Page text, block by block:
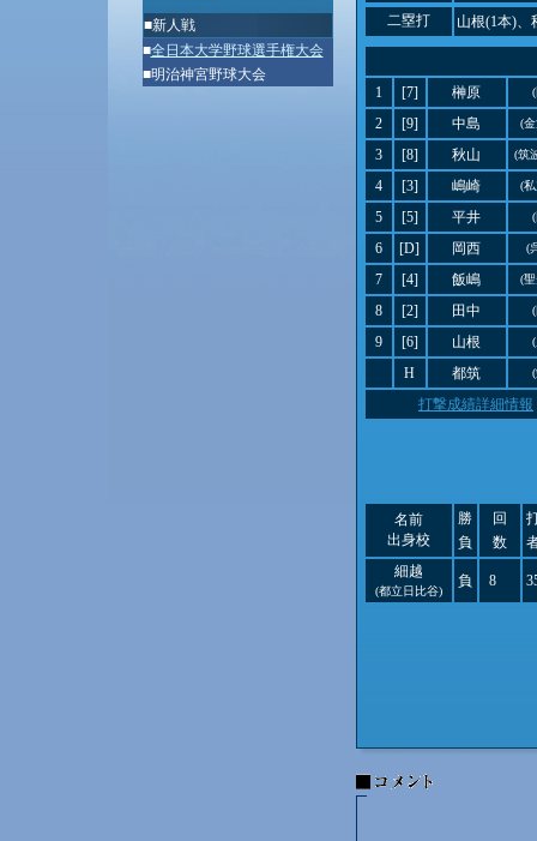
■新人戦
■全日本大学野球選手権大会
■明治神宮野球大会
二塁打
山根(1本)、
1 [7] 榊原
2 [9] 中島 (
3 [8] 秋山 (筑
4 [3] 嶋崎 (
5 [5] 平井
6 [D] 岡西 (
7 [4] 飯嶋 (
8 [2] 田中
9 [6] 山根
H 都筑
打撃成績詳細情報
名前
出身校
勝
負
回
数
細越
(都立日比谷)
負 8